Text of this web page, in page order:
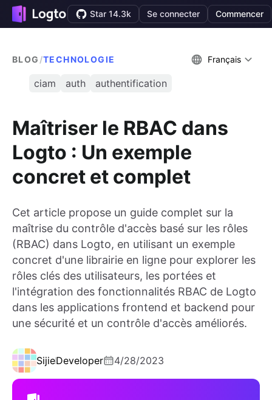
Star 14.3k Se connecter Commencer
BLOG /TECHNOLOGIE Français
ciam auth authentification
Maîtriser le RBAC dans
Logto : Un exemple
concret et complet
Cet article propose un guide complet sur la
maîtrise du contrôle d'accès basé sur les rôles
(RBAC) dans Logto, en utilisant un exemple
concret d'une librairie en ligne pour explorer les
rôles clés des utilisateurs, les portées et
l'intégration des fonctionnalités RBAC de Logto
dans les applications frontend et backend pour
une sécurité et un contrôle d'accès améliorés.
SijieDeveloper 4/28/2023